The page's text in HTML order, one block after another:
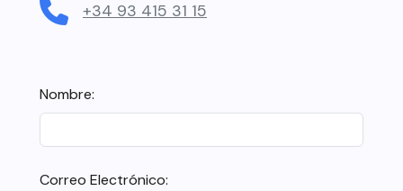
+34 93 415 31 15
Nombre:
Correo Electrónico: